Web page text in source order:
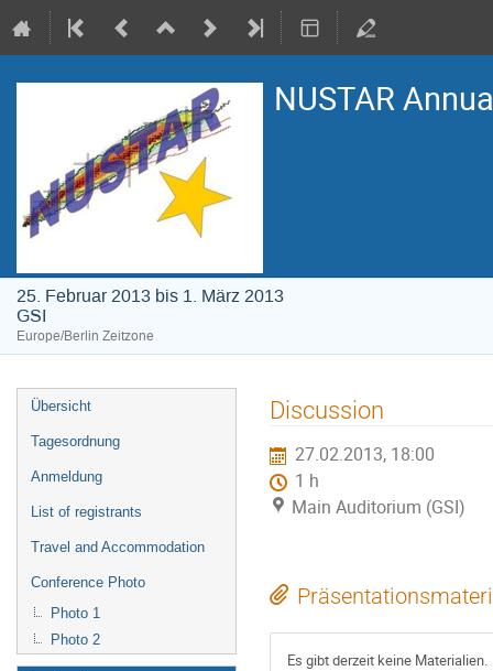
NUSTAR
25. Februar 2013 bis 1. März 2013
GSI
Europe/Berlin Zeitzone
Veranstaltungsmenü
Übersicht
Tagesordnung
Anmeldung
List of registrants
Travel and Accommodation
Conference Photo
Photo 1
Photo 2
Discussion
27.02.2013, 18:00
1 h
Main Auditorium (GSI)
Es gibt derzeit keine Materialien.